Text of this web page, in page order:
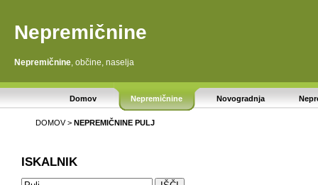
Nepremičnine
Nepremičnine , občine, naselja
Domov Nepremičnine Novogradnja
DOMOV> NEPREMIČNINE PULJ
ISKALNIK